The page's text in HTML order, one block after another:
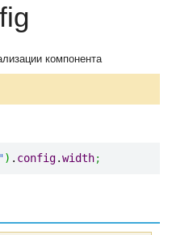
компонента
) . config.width;